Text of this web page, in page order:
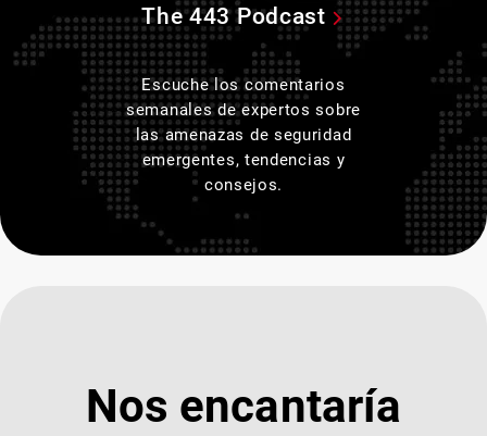
The 443 Podcast
Escuche los comentarios
semanales de expertos sobre
las amenazas de seguridad
emergentes, tendencias y
consejos.
Nos encantaría